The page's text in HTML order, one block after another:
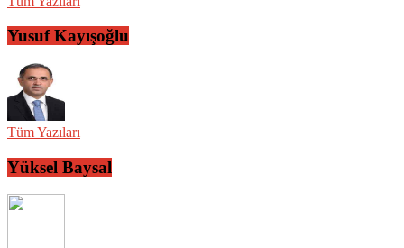
Yusuf Kayışoğlu
Tüm Yazıları
Yüksel Baysal